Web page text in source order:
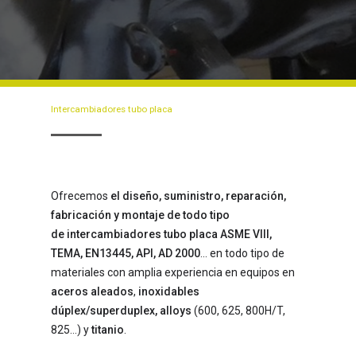
Intercambiadores tubo placa
Ofrecemos el diseño, suministro, reparación,
fabricación y montaje de todo tipo
de intercambiadores tubo placa ASME VIII,
TEMA, EN13445, API, AD 2000 … en todo tipo de
materiales con amplia experiencia en equipos en
aceros aleados, inoxidables
dúplex/superduplex, alloys (600, 625, 800H/T,
825…) ytitanio